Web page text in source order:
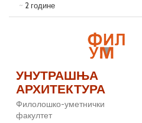
2 године
УНУТРАШЊА
АРХИТЕКТУРА
Филолошко-уметнички
факултет